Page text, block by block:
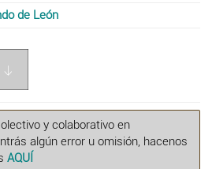
de León
y colaborativo en
algún error u omisión, hacenos
AQUÍ